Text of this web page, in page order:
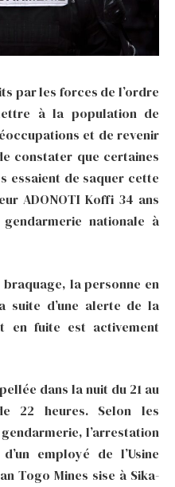
par les forces de l’ordre
à la population de
et de revenir
constater que certaines
essaient de saquer cette
ADONOTI Koffi 34 ans
nationale à
braquage, la personne en
suite d’une alerte de la
en fuite est activement
dans la nuit du 21 au
22 heures. Selon les
l’arrestation
employé de l’Usine
Togo Mines sise à Sika-